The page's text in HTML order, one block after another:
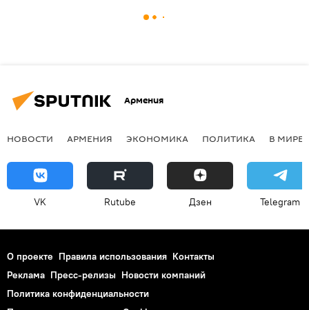
Армения
НОВОСТИ АРМЕНИЯ ЭКОНОМИКА ПОЛИТИКА В МИРЕ
VK Rutube Дзен Telegram
О проекте Правила использования Контакты
Реклама Пресс-релизы Новости компаний
Политика конфиденциальности